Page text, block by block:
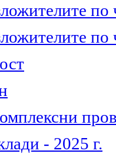
по
по
- 2025 г.